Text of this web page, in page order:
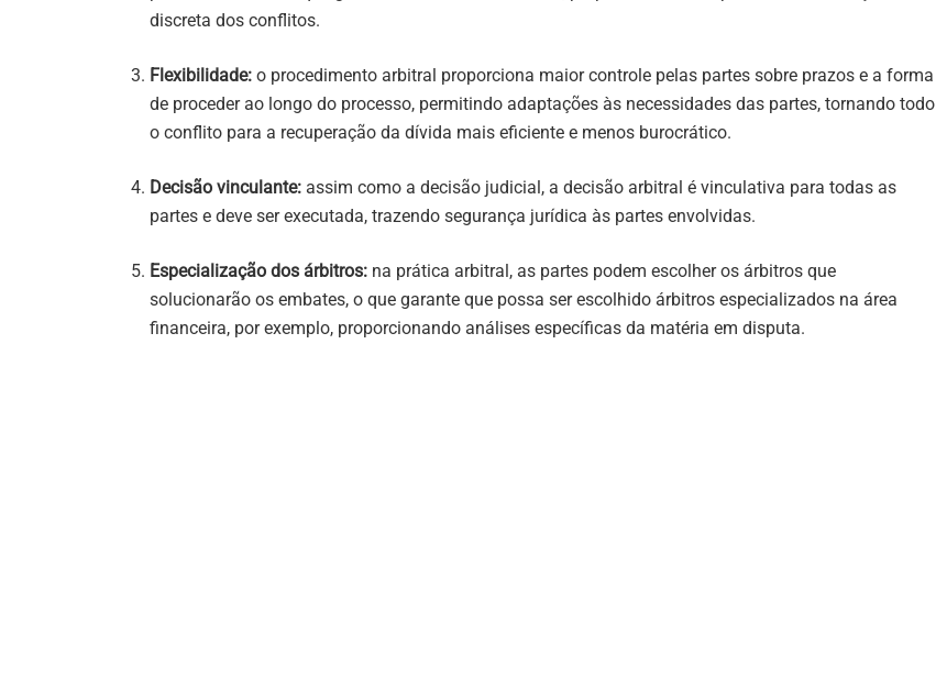
discreta dos conflitos.
Flexibilidade:o procedimento arbitral proporciona maior controle pelas partes sobre prazos e a forma
de proceder ao longo do processo, permitindo adaptações às necessidades das partes, tornando todo
o conflito para a recuperação da dívida mais eficiente e menos burocrático.
Decisão vinculante: assim como a decisão judicial, a decisão arbitral é vinculativa para todas as
partes e deve ser executada, trazendo segurança jurídica às partes envolvidas.
Especialização dos árbitros: na prática arbitral, as partes podem escolher os árbitros que
solucionarão os embates, o que garante que possa ser escolhido árbitros especializados na área
financeira, por exemplo, proporcionando análises específicas da matéria em disputa.